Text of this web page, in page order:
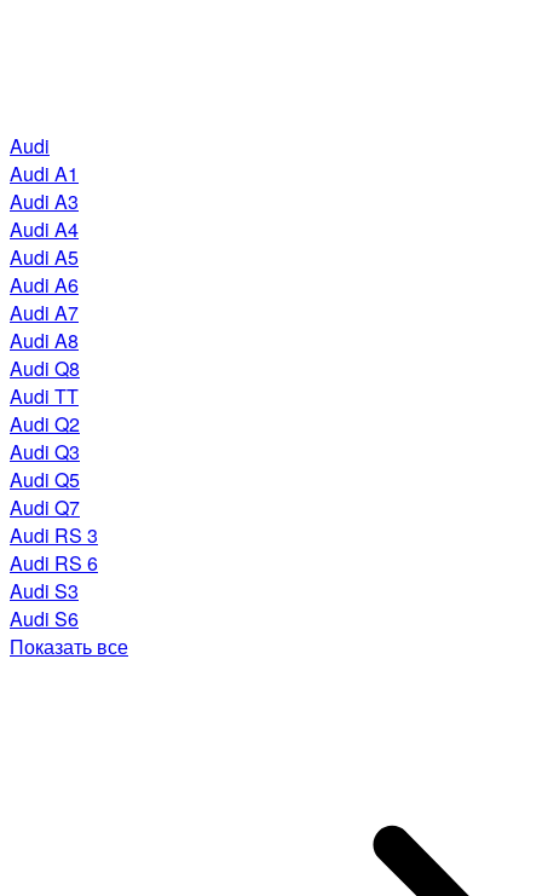
Audi
Audi A1
Audi A3
Audi A4
Audi A5
Audi A6
Audi A7
Audi A8
Audi Q8
Audi TT
Audi Q2
Audi Q3
Audi Q5
Audi Q7
Audi RS 3
Audi RS 6
Audi S3
Audi S6
Показать все